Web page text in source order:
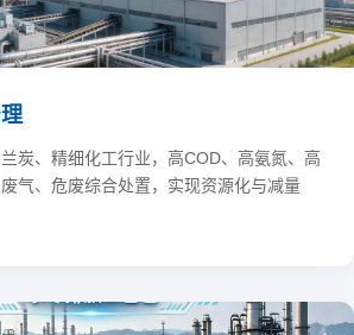
炭、精细化工行业，高COD、高氨氮、高
气、危废综合处置，实现资源化与减量